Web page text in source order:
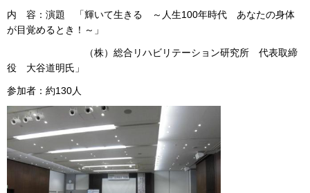
内 容：演題 「輝いて生きる ～人生100年時代 あなたの身体
が目覚めるとき！～」
（株）総合リハビリテーション研究所 代表取締
役 大谷道明氏」
参加者：約130人